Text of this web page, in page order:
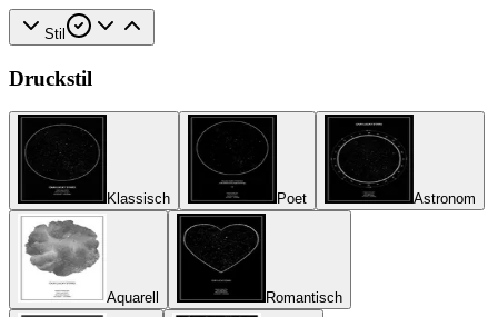
Stil
Druckstil
Klassisch Poet Astronom
Aquarell Romantisch